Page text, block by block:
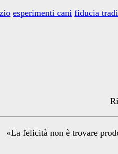
esperimenti cani fiducia
«La felicità non è trovare